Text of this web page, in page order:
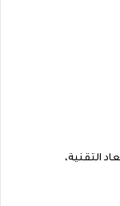
التقنية،